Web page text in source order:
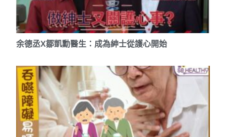
余德丞X鄒凱勳醫生：成為紳士從護心開始